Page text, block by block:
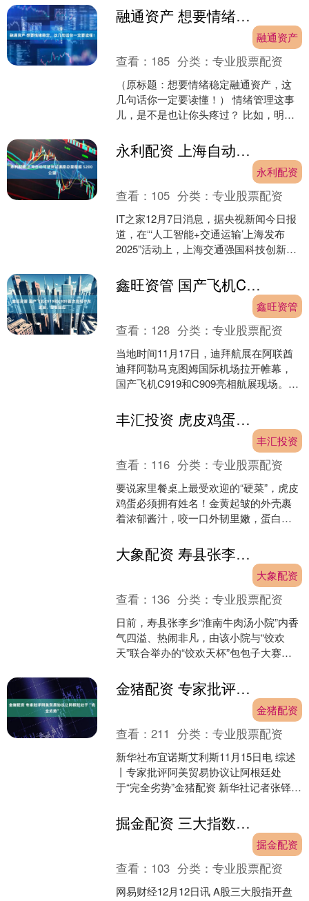
(INTC.US)....
融通资产 想要情绪稳定，这几句话你一定要读懂！
融通资产
查看： 185 分类：专业股票配资
（原标题：想要情绪稳定融通资产，这
几句话你一定要读懂！） 情绪管理这事
儿，是不是也让你头疼过？ 比如，明明
心里堵得慌，越想越....
永利配资 上海自动驾驶测试道路总里程超 5200 公里
永利配资
查看： 105 分类：专业股票配资
IT之家12月7日消息，据央视新闻今日报
道，在“‘人工智能+交通运输’上海发布
2025”活动上，上海交通强国科技创新建
据介绍....
鑫旺资管 国产飞机C919和C909首次亮相中东 波音、空客回应
鑫旺资管
查看： 128 分类：专业股票配资
当地时间11月17日，迪拜航展在阿联酋
迪拜阿勒马克图姆国际机场拉开帷幕，
国产飞机C919和C909亮相航展现场。这
管，将通过飞行....
丰汇投资 虎皮鸡蛋：外壳焦香内里入味，零失败家常硬菜
丰汇投资
查看： 116 分类：专业股票配资
要说家里餐桌上最受欢迎的“硬菜”，虎皮
鸡蛋必须拥有姓名！金黄起皱的外壳裹
着浓郁酱汁，咬一口外韧里嫩，蛋白吸
配米饭、拌面条，还是.... 大象配资 寿县张李乡：包子大赛聚人气 医保宣传入民心
大象配资
查看： 136 分类：专业股票配资
日前，寿县张李乡“淮南牛肉汤小院”内香
气四溢、热闹非凡，由该小院与“饺欢
天”联合举办的“饺欢天杯”包包子大赛火
李风采”为主题....
金猪配资 专家批评阿美贸易协议让阿根廷处于“完全劣势”
金猪配资
查看：211 分类：专业股票配资
新华社布宜诺斯艾利斯11月15日电 综述
丨专家批评阿美贸易协议让阿根廷处
于“完全劣势”金猪配资 新华社记者张铎王
国达成贸易协....
掘金配资 三大指数开盘涨跌不一 贵金属板块高开
掘金配资
查看： 103 分类：专业股票配资
网易财经12月12日讯 A股三大股指开盘